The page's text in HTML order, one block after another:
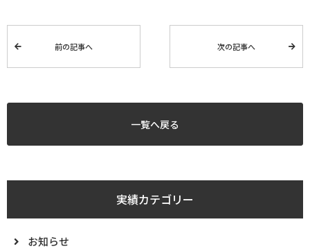
前の記事へ 次の記事へ
一覧へ戻る
実績カテゴリー
お知らせ